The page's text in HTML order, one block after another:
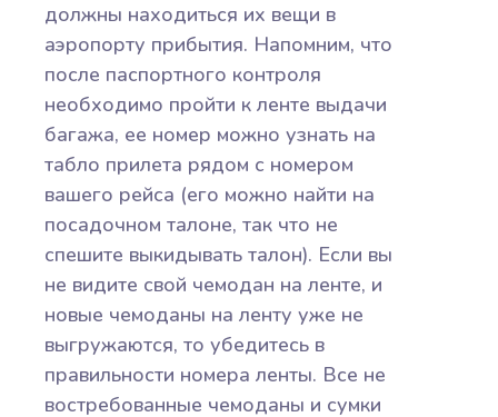
должны находиться их вещи в
аэропорту прибытия. Напомним, что
после паспортного контроля
необходимо пройти к ленте выдачи
багажа, ее номер можно узнать на
табло прилета рядом с номером
вашего рейса (его можно найти на
посадочном талоне, так что не
спешите выкидывать талон). Если вы
не видите свой чемодан на ленте, и
новые чемоданы на ленту уже не
выгружаются, то убедитесь в
правильности номера ленты. Все не
востребованные чемоданы и сумки